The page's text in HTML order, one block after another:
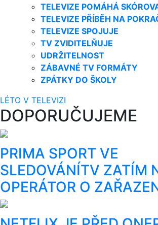
TELEVIZE POMÁHÁ
TELEVIZE PŘÍBĚH NA
TELEVIZE SPOJUJE
TV ZVIDITELŇUJE
UDRŽITELNOST
ZÁBAVNÉ TV FORMÁTY
ZPÁTKY DO ŠKOLY
LÉTO V TELEVIZI
DOPORUČUJEME
PRIMA SPORT VE
SLEDOVÁNÍTV ZATÍM
OPERÁTOR O